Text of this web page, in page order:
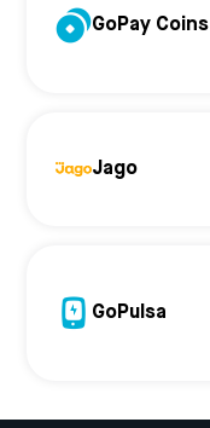
GoPay Coins
Jago
GoPulsa